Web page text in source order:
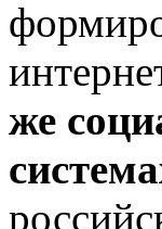
же